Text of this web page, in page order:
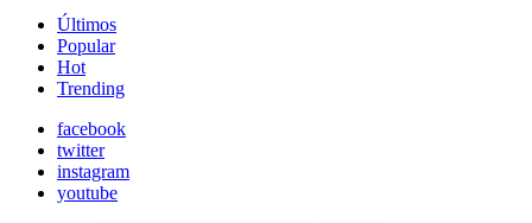
Últimos
Popular
Hot
Trending
facebook
twitter
instagram
youtube